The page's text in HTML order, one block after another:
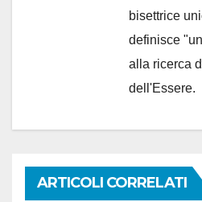
bisettrice
definisce
alla ricerca
dell'Essere.
ARTICOLI CORRELATI